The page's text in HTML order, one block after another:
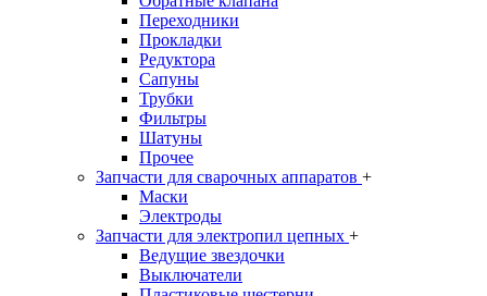
Переходники
Прокладки
Редуктора
Сапуны
Трубки
Фильтры
Шатуны
Прочее
Запчасти для сварочных аппаратов +
Маски
Электроды
Запчасти для электропил цепных +
Ведущие звездочки
Выключатели